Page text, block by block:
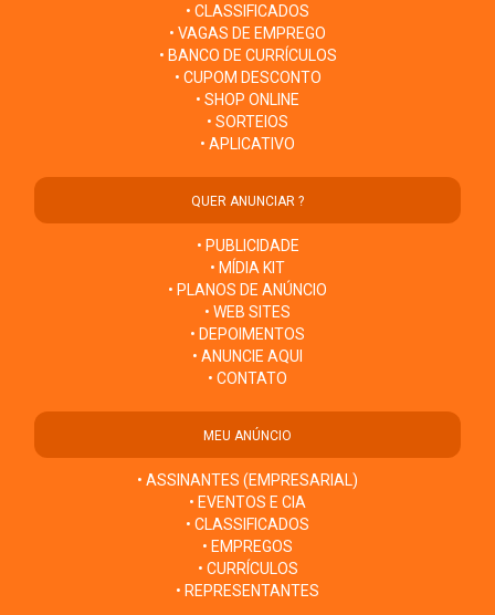
• CLASSIFICADOS
• VAGAS DE EMPREGO
• BANCO DE CURRÍCULOS
• CUPOM DESCONTO
• SHOP ONLINE
• SORTEIOS
• APLICATIVO
QUER ANUNCIAR ?
• PUBLICIDADE
• MÍDIA KIT
• PLANOS DE ANÚNCIO
• WEB SITES
• DEPOIMENTOS
• ANUNCIE AQUI
• CONTATO
MEU ANÚNCIO
• ASSINANTES (EMPRESARIAL)
• EVENTOS E CIA
• CLASSIFICADOS
• EMPREGOS
• CURRÍCULOS
• REPRESENTANTES